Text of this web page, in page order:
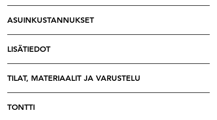
tuplaovilla. Vaatehuone tuo runsaasti säilytystilaa, tai
toimii vaikkapa etätyöpisteenä. Vuonna 2011
remontoidussa kylpyhuoneessa on tilaa myös
pyykkihuollolle ja erillinen wc tuo lisämukavuutta
Hyvin hoidetussa As Oy Ristiviitassa moni suuri
remontti on jo takana päin. Seuraavana vuorossa on
julkisivuremontti, jonka hankesuunnittelu alkaa
ASUINKUSTANNUKSET
LISÄTIEDOT
TILAT, MATERIAALIT JA VARUSTELU
TONTTI